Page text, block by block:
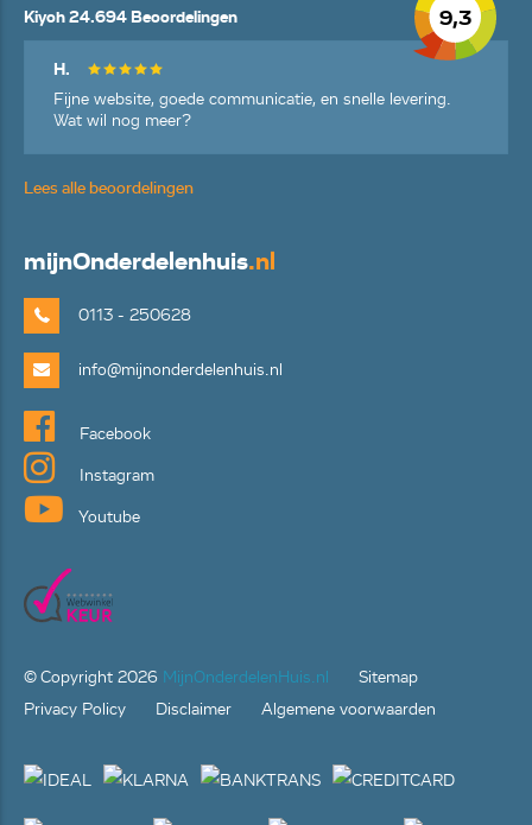
9,3
Kiyoh 24.694 Beoordelingen
H.
Fijne website, goede communicatie, en snelle levering.
Wat wil nog meer?
Lees alle beoordelingen
mijnOnderdelenhuis.nl
0113 - 250628
info@mijnonderdelenhuis.nl
Facebook
Instagram
Youtube
© Copyright 2026 MijnOnderdelenHuis.nl
Sitemap
Privacy Policy
Disclaimer Algemene voorwaarden